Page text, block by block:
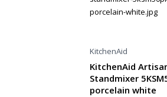
KitchenAid
KitchenAid
Standmixer
porcelain white